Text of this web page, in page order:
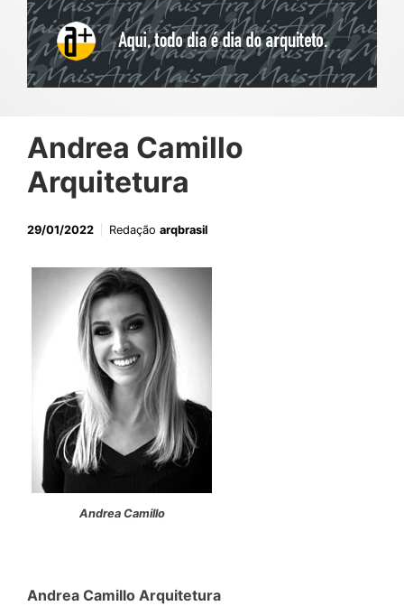
Andrea Camillo
Arquitetura
29/01/2022 Redação arqbrasil
Andrea Camillo
Andrea Camillo Arquitetura